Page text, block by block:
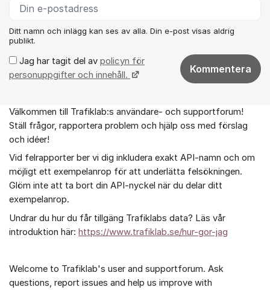
Ditt namn och inlägg kan ses av alla. Din e-post visas aldrig
publikt.
Jag har tagit del av policyn för
personuppgifter och innehåll.
Kommentera
Om forumet
Välkommen till Trafiklab:s användare- och supportforum!
Ställ frågor, rapportera problem och hjälp oss med förslag
och idéer!
Vid felrapporter ber vi dig inkludera exakt API-namn och om
möjligt ett exempelanrop för att underlätta felsökningen.
Glöm inte att ta bort din API-nyckel när du delar ditt
exempelanrop.
Undrar du hur du får tillgäng Trafiklabs data? Läs vår
introduktion här: https://www.trafiklab.se/hur-gor-jag
Welcome to Trafiklab's user and supportforum. Ask
questions, report issues and help us improve with